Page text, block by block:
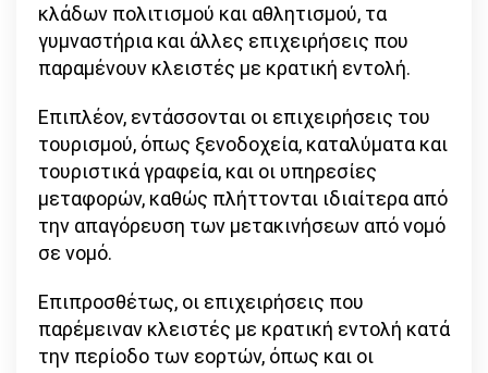
κλάδων πολιτισμού και αθλητισμού, τα
γυμναστήρια και άλλες επιχειρήσεις που
παραμένουν κλειστές με κρατική εντολή.
Επιπλέον, εντάσσονται οι επιχειρήσεις του
τουρισμού, όπως ξενοδοχεία, καταλύματα και
τουριστικά γραφεία, και οι υπηρεσίες
μεταφορών, καθώς πλήττονται ιδιαίτερα από
την απαγόρευση των μετακινήσεων από νομό
σε νομό.
Επιπροσθέτως, οι επιχειρήσεις που
παρέμειναν κλειστές με κρατική εντολή κατά
την περίοδο των εορτών, όπως και οι